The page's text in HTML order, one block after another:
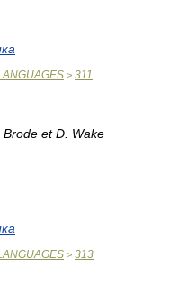
> 311
Brode et D. Wake
> 313